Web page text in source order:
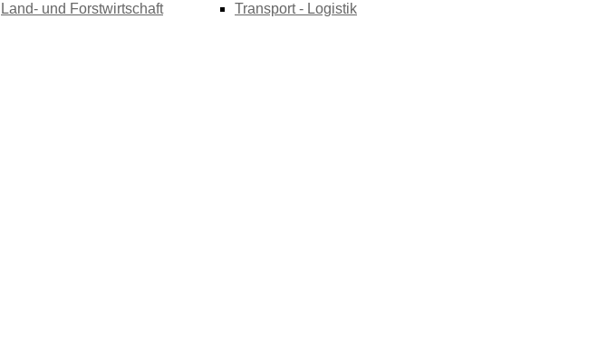
Land- und Forstwirtschaft
Transport - Logistik